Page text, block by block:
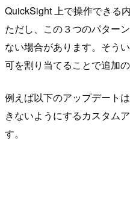
QuickSight 上で操作できる
ただし、この３つのパター
ない場合があります。そう
可を割り当てることで追加
例えば以下のアップデート
きないようにするカスタム
す。